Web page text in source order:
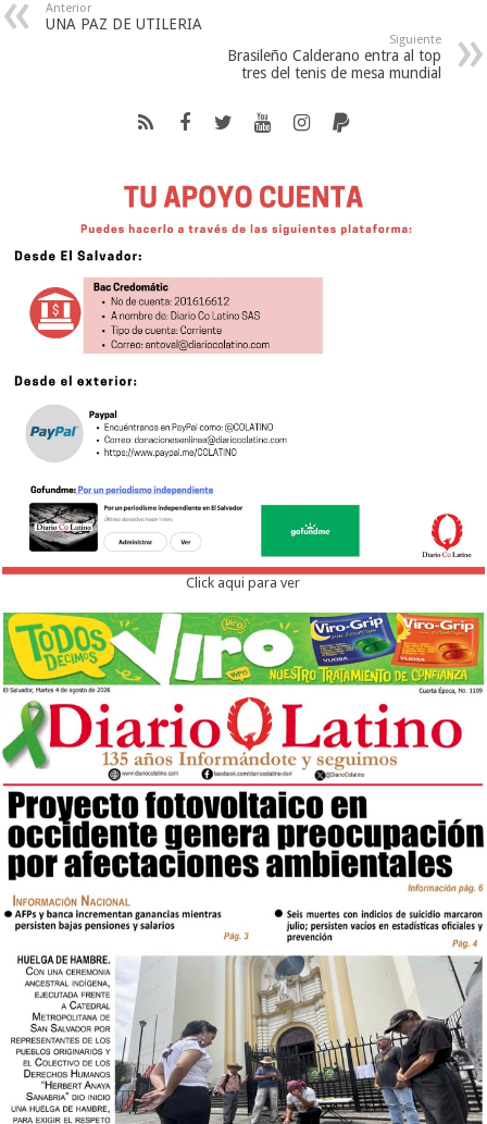
Anterior
UNA PAZ DE UTILERIA
Siguiente
Brasileño Calderano entra al top
tres del tenis de mesa mundial
Click aqui para ver